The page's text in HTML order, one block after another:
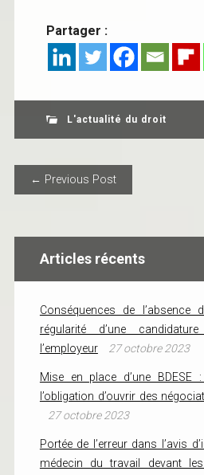
Partager :
L'actualité du droit
POST
← Previous Post
Articles récents
Conséquences de
régularité d’une
l’employeur
27 octobre 2023
Mise en place d’une BDESE
l’obligation d’ouvrir des
27 octobre 2023
Portée de l’erreur dans l’avis
médecin du travail devant